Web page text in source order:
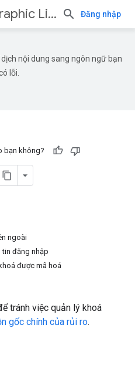
Tink Cryptographic Library Đăng nhập
nội dung sang ngôn ngữ bạn
lỗi.
bạn không?
ngoài
tin đăng nhập
được mã hoá
tránh việc quản lý khoá
gốc chính của rủi ro.